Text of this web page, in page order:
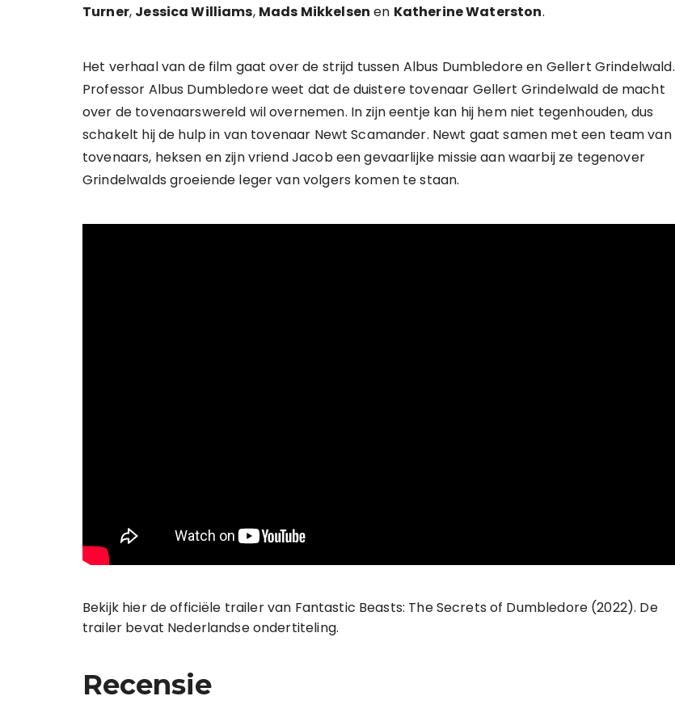
Turner, Jessica Williams, Mads Mikkelsen en Katherine Waterston.
Het verhaal van de film gaat over de strijd tussen Albus Dumbledore en Gellert Grindelwald.
Professor Albus Dumbledore weet dat de duistere tovenaar Gellert Grindelwald de macht
over de tovenaarswereld wil overnemen. In zijn eentje kan hij hem niet tegenhouden, dus
schakelt hij de hulp in van tovenaar Newt Scamander. Newt gaat samen met een team van
tovenaars, heksen en zijn vriend Jacob een gevaarlijke missie aan waarbij ze tegenover
Grindelwalds groeiende leger van volgers komen te staan.
Bekijk hier de officiële trailer van Fantastic Beasts: The Secrets of Dumbledore (2022). De
trailer bevat Nederlandse ondertiteling.
Recensie